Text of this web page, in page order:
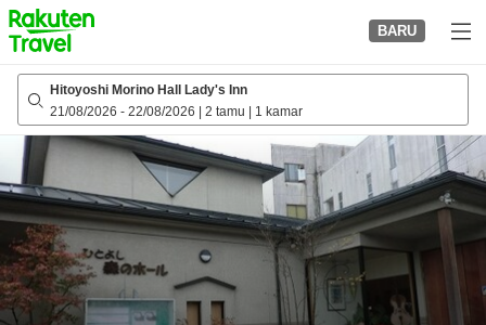
to
top
page
BARU
Hitoyoshi Morino Hall Lady's Inn
21/08/2026 - 22/08/2026 2 tamu 1 kamar